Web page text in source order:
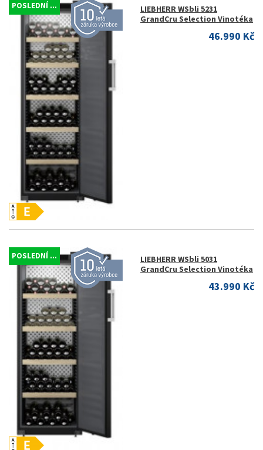
POSLEDNÍ ...
LIEBHERR WSbli 5231
GrandCru Selection Vinotéka
46.990 Kč
POSLEDNÍ ...
LIEBHERR WSbli 5031
GrandCru Selection Vinotéka
43.990 Kč